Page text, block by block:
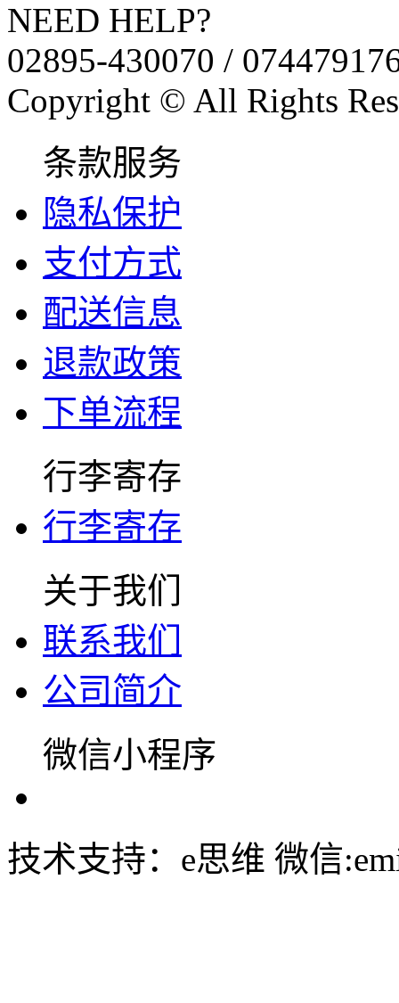
NEED HELP?
02895-430070 /
Copyright © All Rights
条款服务
隐私保护
支付方式
配送信息
退款政策
下单流程
行李寄存
行李寄存
关于我们
联系我们
公司简介
微信小程序
技术支持：e思维 微信